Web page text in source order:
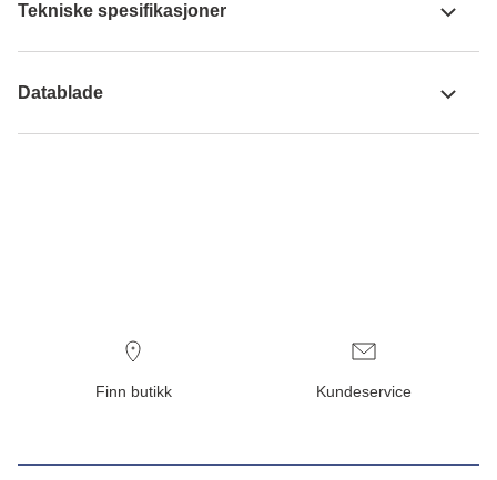
Tekniske spesifikasjoner
Datablade
Finn butikk Kundeservice